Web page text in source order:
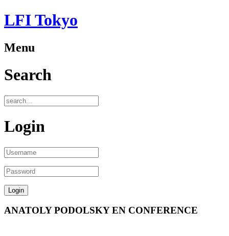
LFI Tokyo
Menu
Search
Login
ANATOLY PODOLSKY EN CONFERENCE